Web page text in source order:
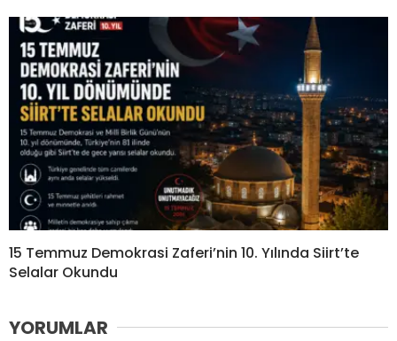
15 Temmuz Demokrasi Zaferi’nin 10. Yılında Siirt’te
Selalar Okundu
YORUMLAR